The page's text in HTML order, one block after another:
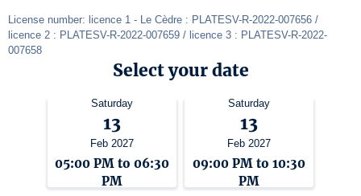
License number: licence 1 - Le Cèdre : PLATESV-R-2022-007656 /
licence 2 : PLATESV-R-2022-007659 / licence 3 : PLATESV-R-2022-
007658
Select your date
Saturday
13
Feb 2027
05:00 PM to 06:30
PM
Saturday
13
Feb 2027
09:00 PM to 10:30
PM